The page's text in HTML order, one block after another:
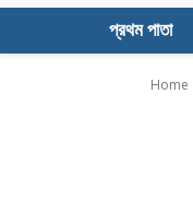
প্রথম পাতা
Home